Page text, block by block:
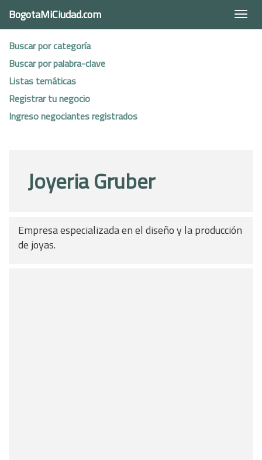
BogotaMiCiudad.com
Buscar por categoría
Buscar por palabra-clave
Listas temáticas
Registrar tu negocio
Ingreso negociantes registrados
Joyeria Gruber
Empresa especializada en el diseño y la producción
de joyas.